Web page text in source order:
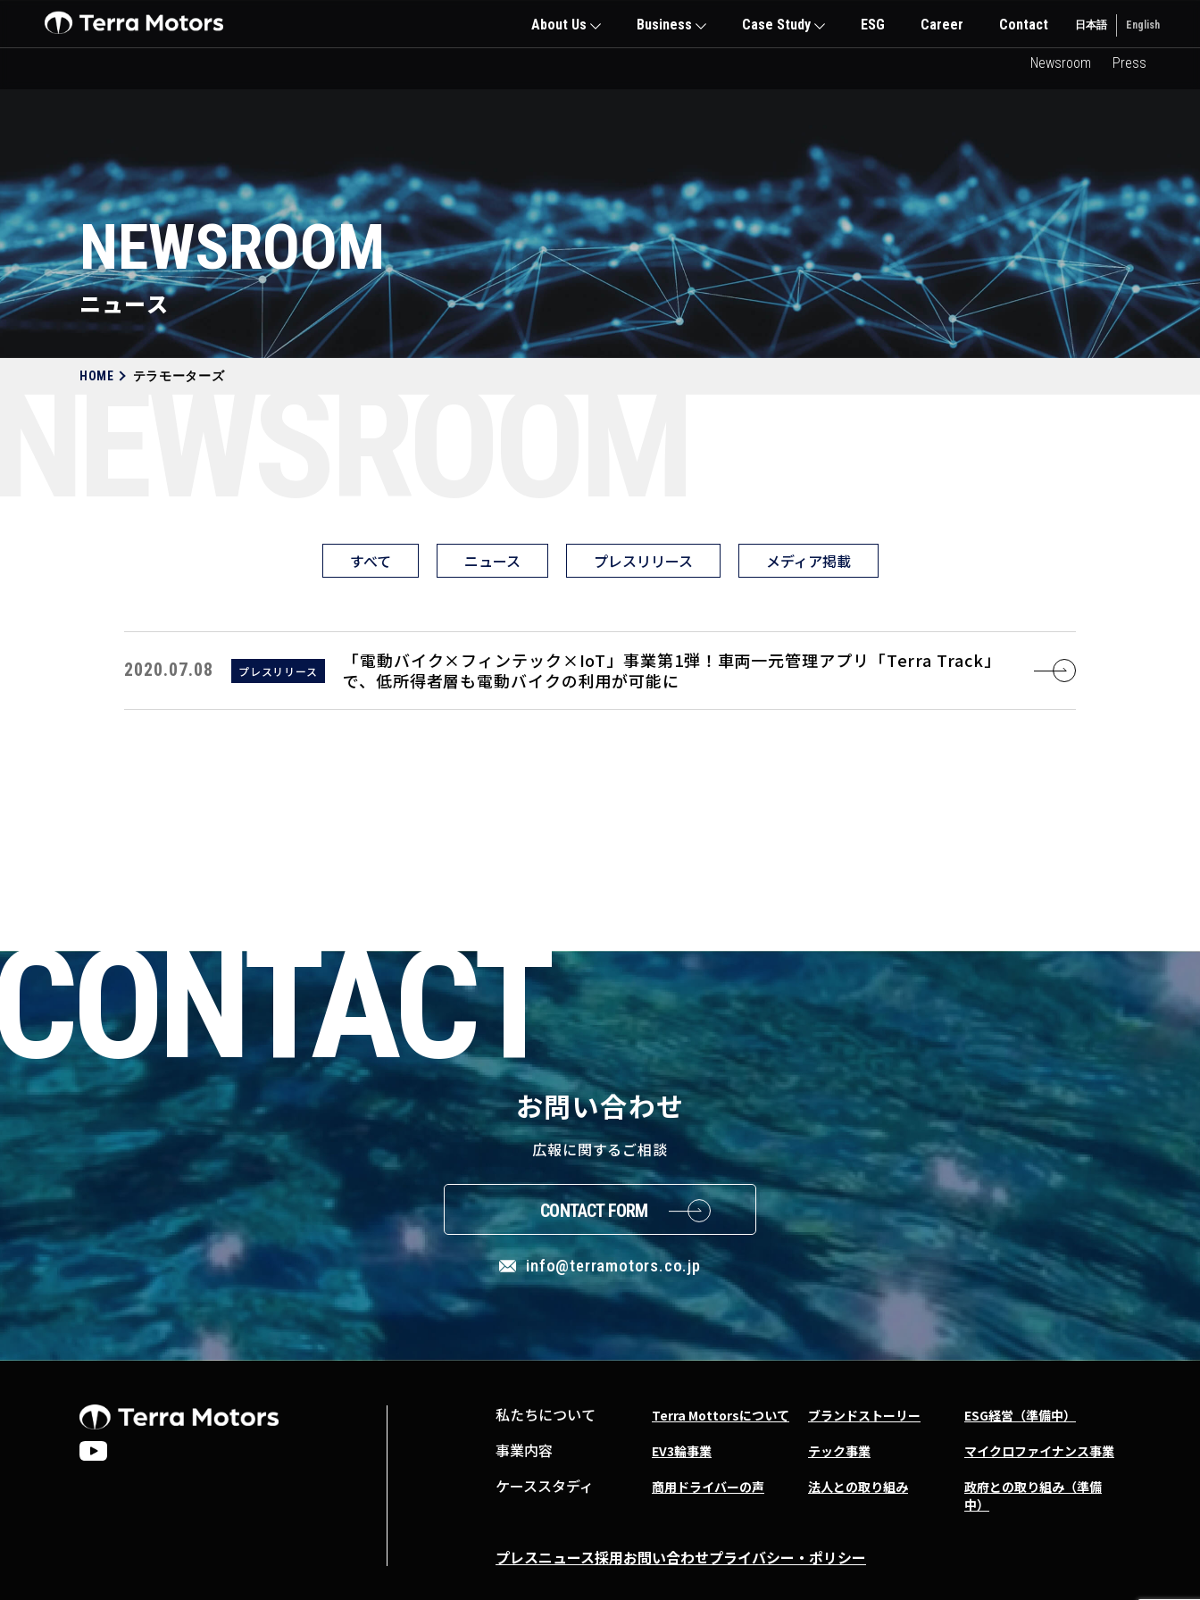
About Us Business Case Study ESG Career Contact 日本語 English
Newsroom Press
NEWSROOM
ニュース
HOME テラモーターズ
すべて ニュース プレスリリース メディア掲載
2020.07.08 プレスリリース
「電動バイク×フィンテック×IoT」事業第1弾！車両一元管理アプリ「Terra Track」
で、低所得者層も電動バイクの利用が可能に
お問い合わせ
広報に関するご相談
CONTACT FORM
info@terramotors.co.jp
私たちについて Terra Mottorsについて ブランドストーリー ESG経営（準備中）
事業内容 EV3輪事業 テック事業 マイクロファイナンス事業
ケーススタディ 商用ドライバーの声 法人との取り組み
政府との取り組み（準備
中）
プレスニュース採用お問い合わせプライバシー・ポリシー